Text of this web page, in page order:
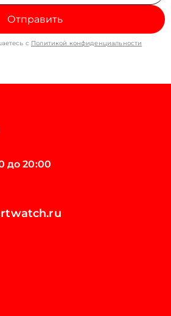
Отправить
с Политикой конфиденциальности
до 20:00